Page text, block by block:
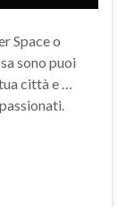
Space o
sono puoi
città e …